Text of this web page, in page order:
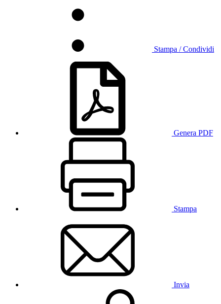
Stampa / Condividi
Genera PDF
Stampa
Invia